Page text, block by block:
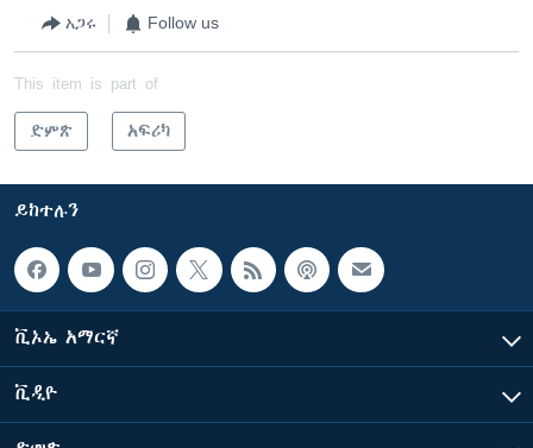
አጋሩ Follow us
This item is part of
ድምጽ አፍሪካ
ይከተሉን
ቪኦኤ አማርኛ
ቪዲዮ